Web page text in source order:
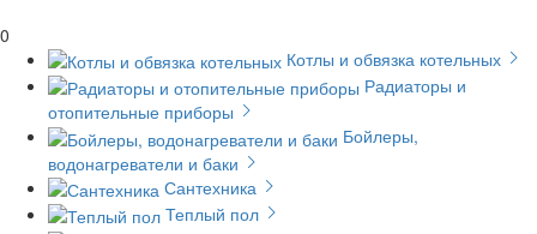
0
Котлы и обвязка котельных
Радиаторы и
отопительные приборы
Бойлеры,
водонагреватели и баки
Сантехника
Теплый пол